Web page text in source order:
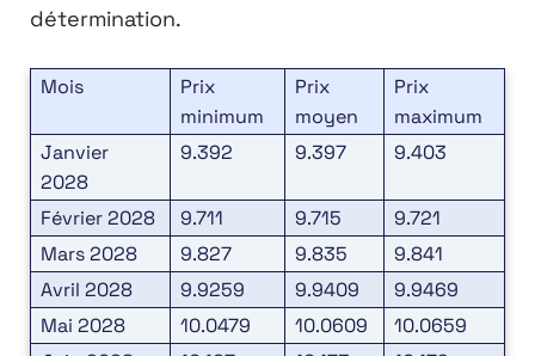
détermination.
Mois
Prix
minimum
Prix
moyen
Prix
maximum
Janvier
2028
9.392 9.397 9.403
Février 2028 9.711 9.715
9.721
Mars 2028
9.827 9.835
9.841
Avril 2028
9.9259 9.9409
9.9469
Mai 2028
10.0479 10.0609
10.0659